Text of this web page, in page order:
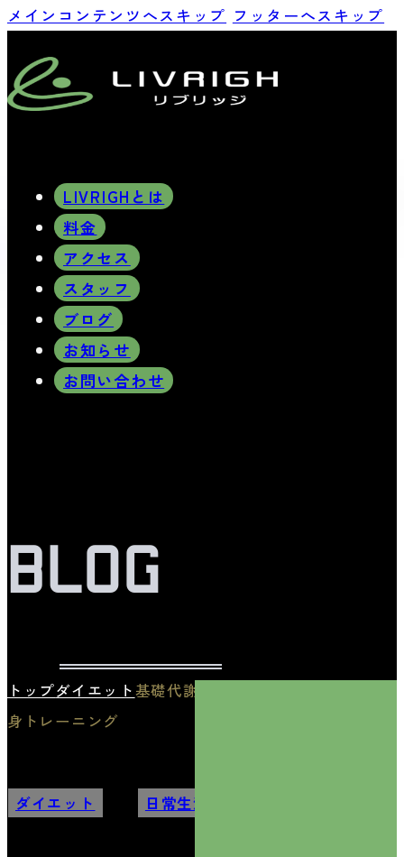
メインコンテンツへスキップ フッターへスキップ
LIVRIGHとは
料金
アクセス
スタッフ
ブログ
お知らせ
お問い合わせ
BLOG
トップダイエット基礎代謝を上げるための下半
身トレーニング
ダイエット 日常生活